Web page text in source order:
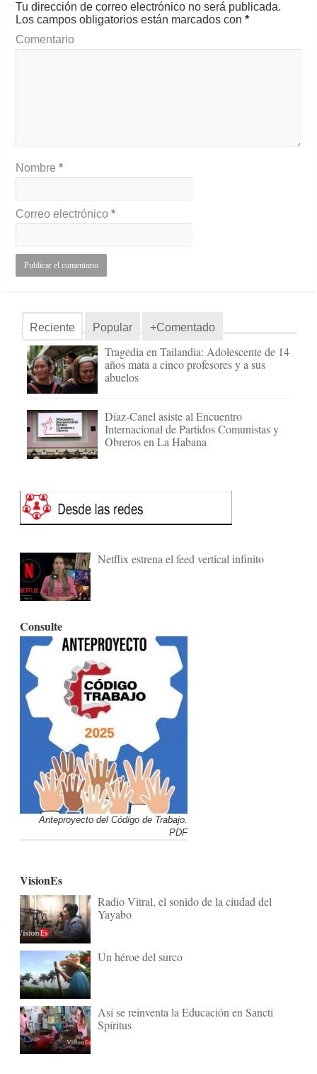
Tu dirección de correo electrónico no será publicada.
Los campos obligatorios están marcados con*
Comentario
Nombre*
Correo electrónico*
Reciente Popular +Comentado
Tragedia en Tailandia: Adolescente de 14
años mata a cinco profesores y a sus
abuelos
Díaz-Canel asiste al Encuentro
Internacional de Partidos Comunistas y
Obreros en La Habana
Netflix estrena el feed vertical infinito
Consulte
Anteproyecto del Código de Trabajo.
PDF
VisionEs
Radio Vitral, el sonido de la ciudad del
Yayabo
Un héroe del surco
Así se reinventa la Educación en Sancti
Spíritus